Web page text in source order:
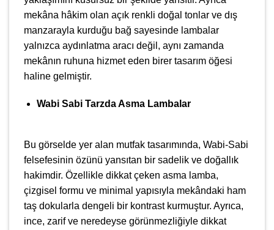
mekâna hâkim olan açık renkli doğal tonlar ve dış
manzarayla kurduğu bağ sayesinde lambalar
yalnızca aydınlatma aracı değil, aynı zamanda
mekânın ruhuna hizmet eden birer tasarım öğesi
haline gelmiştir.
Wabi Sabi Tarzda Asma Lambalar
Bu görselde yer alan mutfak tasarımında, Wabi-Sabi
felsefesinin özünü yansıtan bir sadelik ve doğallık
hakimdir. Özellikle dikkat çeken asma lamba,
çizgisel formu ve minimal yapısıyla mekândaki ham
taş dokularla dengeli bir kontrast kurmuştur. Ayrıca,
ince, zarif ve neredeyse görünmezliğiyle dikkat